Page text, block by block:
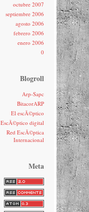
octubre 2007
septiembre 2006
agosto 2006
febrero 2006
enero 2006
0
Blogroll
Arp-Sapc
BitacorARP
El escÃ©ptico
EscÃ©ptico digital
Red EscÃ©ptica
Internacional
Meta